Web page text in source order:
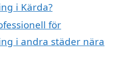
i Kärda?
för
i andra städer nära